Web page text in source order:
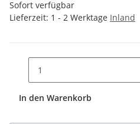
Sofort verfügbar
Lieferzeit: 1 - 2 Werktage Inland
In den Warenkorb